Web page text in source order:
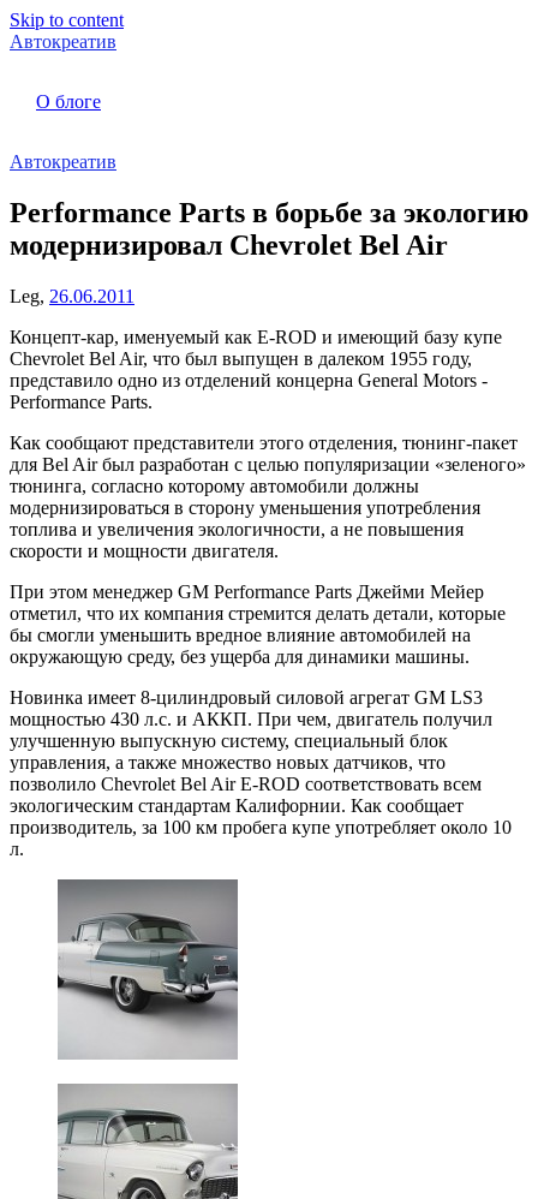
Skip to content
Автокреатив
О блоге
Автокреатив
Performance Parts в борьбе за экологию
модернизировал Chevrolet Bel Air
Leg, 26.06.2011
Концепт-кар, именуемый как E-ROD и имеющий базу купе
Chevrolet Bel Air, что был выпущен в далеком 1955 году,
представило одно из отделений концерна General Motors -
Performance Parts.
Как сообщают представители этого отделения, тюнинг-пакет
для Bel Air был разработан с целью популяризации «зеленого»
тюнинга, согласно которому автомобили должны
модернизироваться в сторону уменьшения употребления
топлива и увеличения экологичности, а не повышения
скорости и мощности двигателя.
При этом менеджер GM Performance Parts Джейми Мейер
отметил, что их компания стремится делать детали, которые
бы смогли уменьшить вредное влияние автомобилей на
окружающую среду, без ущерба для динамики машины.
Новинка имеет 8-цилиндровый силовой агрегат GM LS3
мощностью 430 л.с. и АККП. При чем, двигатель получил
улучшенную выпускную систему, специальный блок
управления, а также множество новых датчиков, что
позволило Chevrolet Bel Air E-ROD соответствовать всем
экологическим стандартам Калифорнии. Как сообщает
производитель, за 100 км пробега купе употребляет около 10
л.